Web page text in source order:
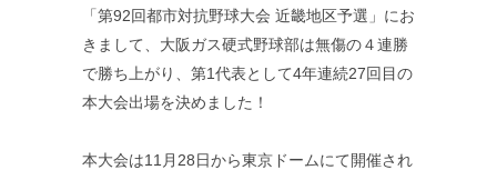
「第92回都市対抗野球大会 近畿地区予選」にお
きまして、大阪ガス硬式野球部は無傷の４連勝
で勝ち上がり、第1代表として4年連続27回目の
本大会出場を決めました！
本大会は11月28日から東京ドームにて開催され